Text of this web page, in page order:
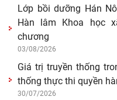
Lớp bồi dưỡng Hán
Hàn lâm Khoa học
chương
03/08/2026
Giá trị truyền thống
thống thực thi quyền
30/07/2026